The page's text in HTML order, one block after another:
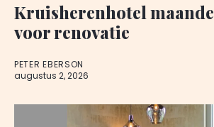
Kruisherenhotel
voor renovatie
PETER EBERSON
augustus 2, 2026